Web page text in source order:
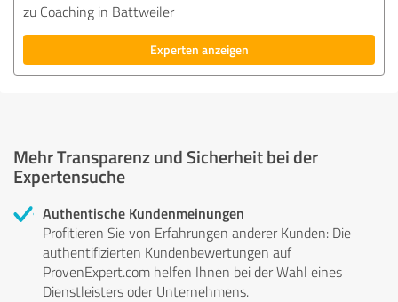
zu Coaching in Battweiler
Experten anzeigen
Mehr Transparenz und Sicherheit bei der
Expertensuche
Authentische Kundenmeinungen
Profitieren Sie von Erfahrungen anderer Kunden: Die
authentifizierten Kundenbewertungen auf
ProvenExpert.com helfen Ihnen bei der Wahl eines
Dienstleisters oder Unternehmens.